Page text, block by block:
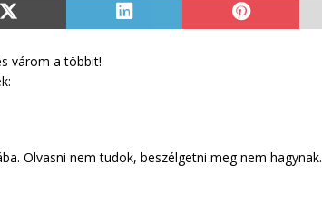
várom a többit!
Olvasni nem tudok, beszélgetni meg nem hagynak.